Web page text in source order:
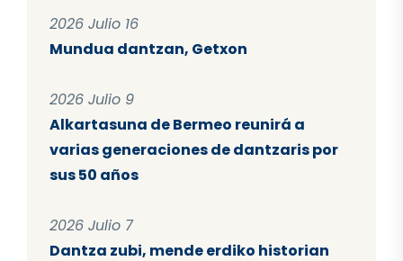
2026 Julio 16
Mundua dantzan, Getxon
2026 Julio 9
Alkartasuna de Bermeo reunirá a
varias generaciones de dantzaris por
sus 50 años
2026 Julio 7
Dantza zubi, mende erdiko historian